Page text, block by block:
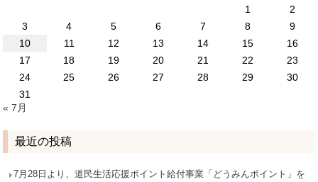
1
2
3
4 5 6 7 8
9
10
11 12 13 14 15
16
17
18 19 20 21 22
23
24
25 26 27 28 29
30
31
« 7月
最近の投稿
7月28日より、道民生活応援ポイント給付事業「どうみんポイント」を